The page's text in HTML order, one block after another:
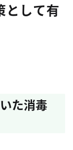
として有
た消毒